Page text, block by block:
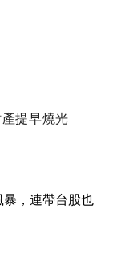
底夠不夠用？6大生活危機 財產提早燒光